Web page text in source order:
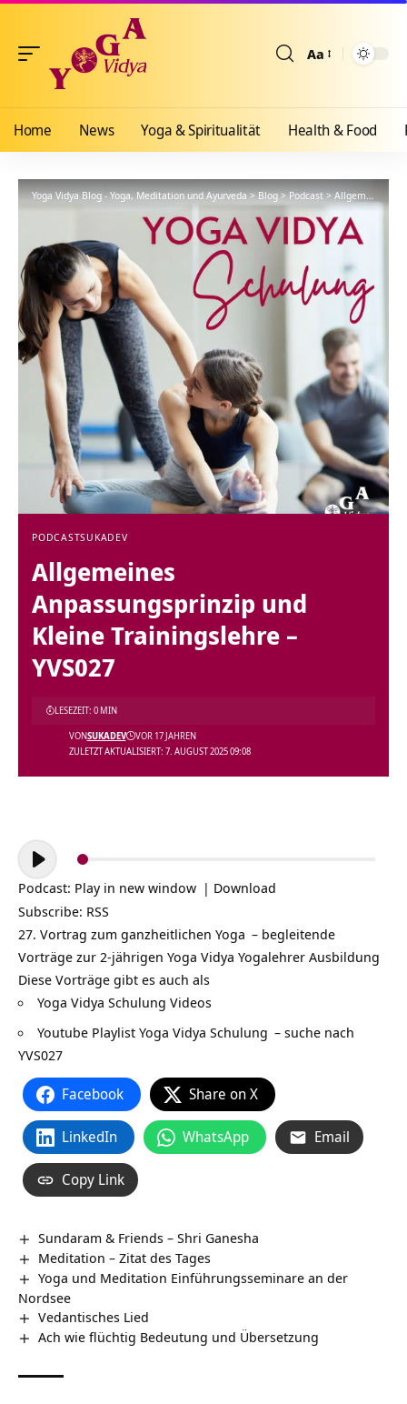
Aa
Home News Yoga & Spiritualität Health & Food
Yoga Vidya Blog - Yoga, Meditation und Ayurveda>Blog>Podcast>Allgemeines Anpassungsprinzip und Kleine Trainingslehre – YVS027
PODCASTSUKADEV
Allgemeines
Anpassungsprinzip und
Kleine Trainingslehre –
YVS027
ZULETZT AKTUALISIERT: 7. AUGUST 2025 09:08
VONSUKADEV VOR 17 JAHREN
LESEZEIT: 0 MIN
Audio-
Player
Podcast: Play in new window | Download
Subscribe: RSS
27. Vortrag zum ganzheitlichen Yoga – begleitende
Vorträge zur 2-jährigen Yoga Vidya Yogalehrer Ausbildung
Diese Vorträge gibt es auch als
Yoga Vidya Schulung Videos
Youtube Playlist Yoga Vidya Schulung – suche nach
YVS027
Facebook Share on X
LinkedIn WhatsApp Email
Copy Link
Sundaram & Friends – Shri Ganesha
Meditation – Zitat des Tages
Yoga und Meditation Einführungsseminare an der
Nordsee
Vedantisches Lied
Ach wie flüchtig Bedeutung und Übersetzung